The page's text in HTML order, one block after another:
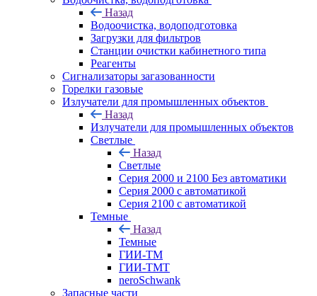
Назад
Водоочистка, водоподготовка
Загрузки для фильтров
Станции очистки кабинетного типа
Реагенты
Сигнализаторы загазованности
Горелки газовые
Излучатели для промышленных объектов
Назад
Излучатели для промышленных объектов
Светлые
Назад
Светлые
Серия 2000 и 2100 Без автоматики
Серия 2000 с автоматикой
Серия 2100 с автоматикой
Темные
Назад
Темные
ГИИ-ТМ
ГИИ-ТМТ
neroSchwank
Запасные части